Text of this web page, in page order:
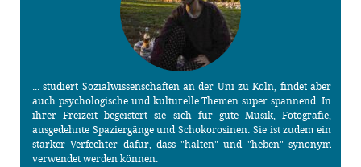
... studiert Sozialwissenschaften an der Uni zu Köln, findet aber
auch psychologische und kulturelle Themen super spannend. In
ihrer Freizeit begeistert sie sich für gute Musik, Fotografie,
ausgedehnte Spaziergänge und Schokorosinen. Sie ist zudem ein
starker Verfechter dafür, dass "halten" und "heben" synonym
verwendet werden können.